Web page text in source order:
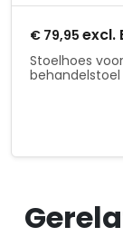
€ 79,95 excl.
Stoelhoes voor
behandelstoel